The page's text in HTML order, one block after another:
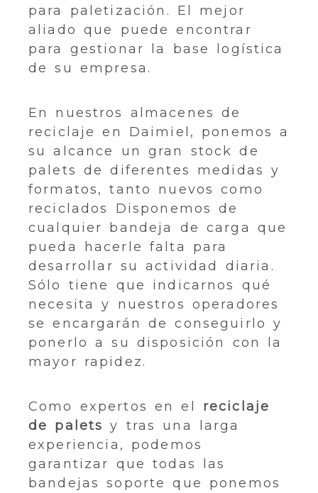
para paletización. El mejor
aliado que puede encontrar
para gestionar la base logística
de su empresa.
En nuestros almacenes de
reciclaje en Daimiel, ponemos a
su alcance un gran stock de
palets de diferentes medidas y
formatos, tanto nuevos como
reciclados Disponemos de
cualquier bandeja de carga que
pueda hacerle falta para
desarrollar su actividad diaria.
Sólo tiene que indicarnos qué
necesita y nuestros operadores
se encargarán de conseguirlo y
ponerlo a su disposición con la
mayor rapidez.
Como expertos en el reciclaje
de palets y tras una larga
experiencia, podemos
garantizar que todas las
bandejas soporte que ponemos